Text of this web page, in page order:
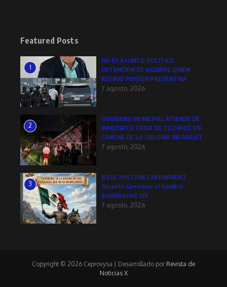
Featured Posts
1
NO ES ASUNTO POLÍTICO
DETENCIÓN DE AGUIRRE QUIEN
RECIBIÓ PRISIÓN PREVENTIVA
7 agosto, 2026
2
GOBIERNO MUNICIPAL ATIENDE DE
INMEDIATO CAÍDA DE TECHADO EN
CANCHA DE LA COLONIA INFONAVIT
7 agosto, 2026
3
JESÚS PASTENES HERNÁNDEZ
¡Vicente Guerrero: el hombre
providencial! 3/3
7 agosto, 2026
Copyright © 2026 Ceprovysa | Desarrollado por Revista de
Noticias X